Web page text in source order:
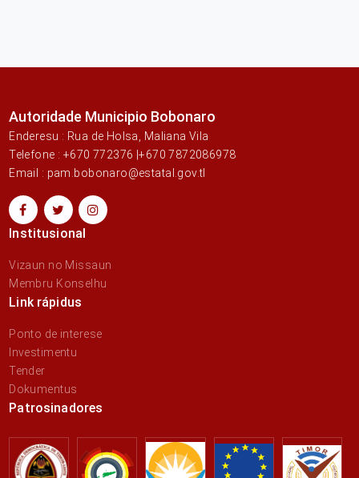
Autoridade Municipio Bobonaro
Enderesu : Rua de Holsa, Maliana Vila
Telefone : +670 772376 |+670 7872086978
Email : pam.bobonaro@estatal.gov.tl
Institusional
Vizaun no Missaun
Membru Konselhu
Link rápidus
Ponto de interese
Investimentu
Tender
Dokumentus
Patrosinadores